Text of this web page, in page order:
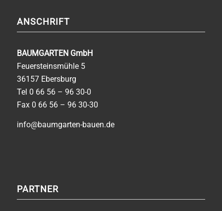
ANSCHRIFT
BAUMGARTEN GmbH
Feuersteinsmühle 5
36157 Ebersburg
Tel 0 66 56 – 96 30-0
Fax 0 66 56 – 96 30-30
info@baumgarten-bauen.de
PARTNER